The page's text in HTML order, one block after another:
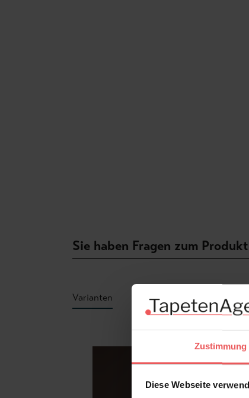
Zustimmung
Diese Webseite
Sie haben Fragen zum
Varianten
Produktgalerie überspringen